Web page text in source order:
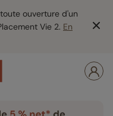
ouverture d'un
Vie 2. En